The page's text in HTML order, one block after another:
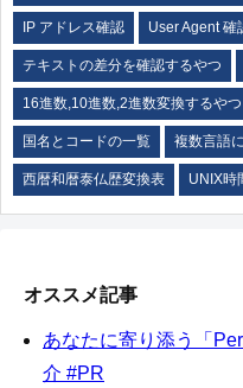
IP アドレス確認 User Agent 確
テキストの差分を確認するやつ
16進数,10進数,2進数変換するやつ
国名とコードの一覧 複数言語
西暦和暦泰仏歴変換表 UNIX時
オススメ記事
あなたに寄り添う「
介 #PR